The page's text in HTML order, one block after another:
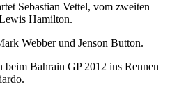
Sebastian Vettel, vom zweiten
Hamilton.
Webber und Jenson Button.
beim Bahrain GP 2012 ins Rennen